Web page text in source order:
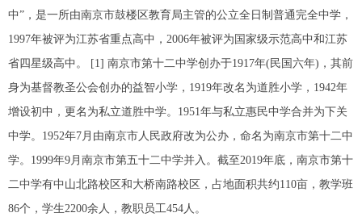
中”，是一所由南京市鼓楼区教育局主管的公立全日制普通完全中学，
1997年被评为江苏省重点高中，2006年被评为国家级示范高中和江苏
省四星级高中。 [1] 南京市第十二中学创办于1917年(民国六年)，其前
身为基督教圣公会创办的益智小学，1919年改名为道胜小学，1942年
增设初中，更名为私立道胜中学。1951年与私立惠民中学合并为下关
中学。1952年7月由南京市人民政府改为公办，命名为南京市第十二中
学。1999年9月南京市第五十二中学并入。截至2019年底，南京市第十
二中学有中山北路校区和大桥南路校区，占地面积共约110亩，教学班
86个，学生2200余人，教职员工454人。